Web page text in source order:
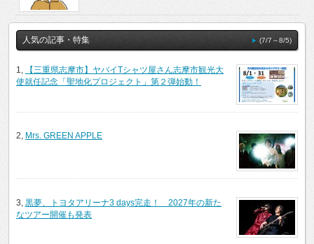
人気の記事・特集 (7/7～8/5)
1,
【三重県志摩市】ヤバイTシャツ屋さん志摩市観光大
使就任記念「聖地化プロジェクト」第２弾始動！
2, Mrs. GREEN APPLE
3, 黒夢、トヨタアリーナ3 days完走！ 2027年の新た
なツアー開催も発表